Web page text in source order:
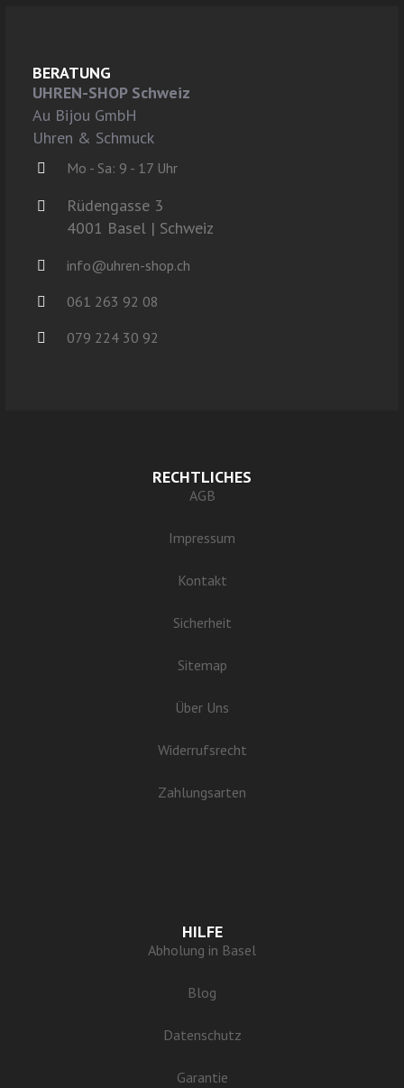
BERATUNG
UHREN-SHOP Schweiz
Au Bijou GmbH
Uhren & Schmuck
Mo - Sa: 9 - 17 Uhr
Rüdengasse 3
4001 Basel | Schweiz
info@uhren-shop.ch
061 263 92 08
079 224 30 92
RECHTLICHES
AGB
Impressum
Kontakt
Sicherheit
Sitemap
Über Uns
Widerrufsrecht
Zahlungsarten
HILFE
Abholung in Basel
Blog
Datenschutz
Garantie